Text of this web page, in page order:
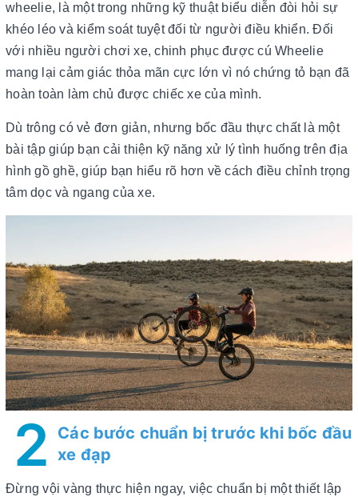
wheelie, là một trong những kỹ thuật biểu diễn đòi hỏi sự
khéo léo và kiểm soát tuyệt đối từ người điều khiển. Đối
với nhiều người chơi xe, chinh phục được cú Wheelie
mang lại cảm giác thỏa mãn cực lớn vì nó chứng tỏ bạn đã
hoàn toàn làm chủ được chiếc xe của mình.
Dù trông có vẻ đơn giản, nhưng bốc đầu thực chất là một
bài tập giúp bạn cải thiện kỹ năng xử lý tình huống trên địa
hình gồ ghề, giúp bạn hiểu rõ hơn về cách điều chỉnh trọng
tâm dọc và ngang của xe.
2
Các bước chuẩn bị trước khi bốc đầu
xe đạp
Đừng vội vàng thực hiện ngay, việc chuẩn bị một thiết lập